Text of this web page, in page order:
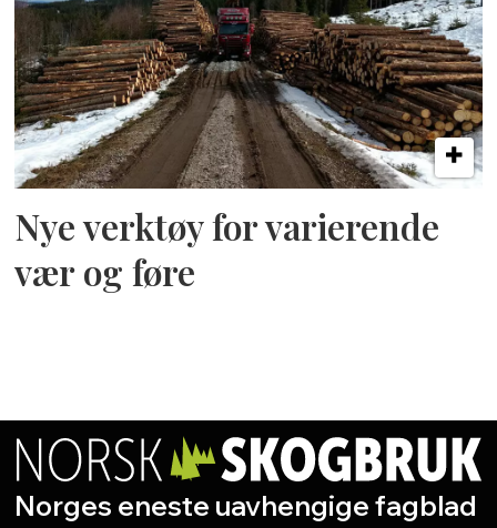
Nye verktøy for varierende
vær og føre
Norges eneste uavhengige fagblad